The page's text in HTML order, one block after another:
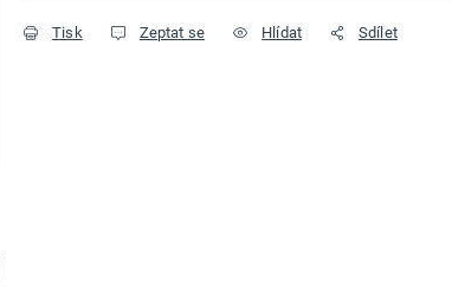
Tisk Zeptat se Hlídat Sdílet